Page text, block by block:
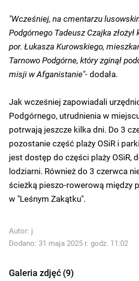
"Wcześniej, na cmentarzu
Podgórnego Tadeusz Czajka
por. Łukasza Kurowskiego,
Tarnowo Podgórne, który zginął
misji w Afganistanie"- dodała.
Jak wcześniej zapowiadali
Podgórnego, utrudnienia w
potrwają jeszcze kilka dni. Do 3
pozostanie część plaży OSiR i
jest dostęp do części plaży OSiR,
lodziarni. Również do 3 czerwca
ścieżką pieszo-rowerową między
w "Leśnym Zakątku".
Autor: j
Dodano: 31 maja 2025 r. godz. 11:02
Galeria zdjęć (9)